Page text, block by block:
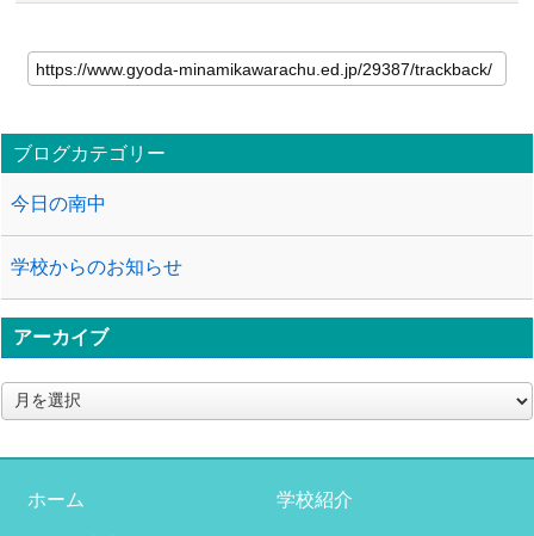
ブログカテゴリー
今日の南中
学校からのお知らせ
アーカイブ
ア
ー
イ
ホーム 学校紹介